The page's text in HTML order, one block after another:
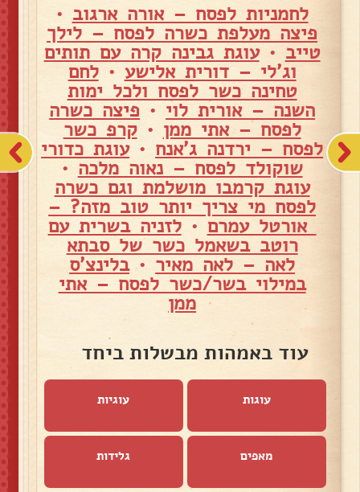
לחמניות לפסח – אורה ארגוב •
פיצה מעלפת כשרה לפסח – לילך
טייב •עוגת גבינה קרה עם תותים
וג'לי – דורית אלישע •לחם
טחינה כשר לפסח ולכל ימות
השנה – אורית לוי • פיצה כשרה
לפסח – אתי ממן •קרפ כשר
לפסח – ירדנה ג'אנח •עוגת כדורי
שוקולד לפסח – נאוה מלכה •
עוגת קרמבו מושלמת וגם כשרה
לפסח מי צריך יותר טוב מזה? –
אורטל עמרם •לזניה בשרית עם
רוטב בשאמל כשר של סבתא
לאה – לאה מאיר •בלינצ'ס
במילוי בשר/כשר לפסח – אתי
ממן
עוד באמהות מבשלות ביחד
עוגות עוגיות
מאפים גלידות